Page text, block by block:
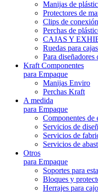
Manijas de
Protectores de
Clips de
Perchas de
CAJAS Y
Ruedas para
Para diseñadores
Kraft Componentes
para Empaque
Manijas Enviro
Perchas Kraft
A medida
para Empaque
Componentes de
Servicios de
Servicios de
Servicios de
Otros
para Empaque
Soportes para
Bloques y
Herrajes para